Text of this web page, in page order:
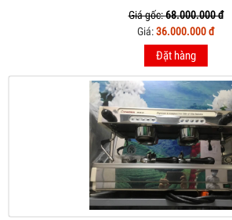
Giá gốc:68.000.000 đ
Giá:36.000.000 đ
Đặt hàng